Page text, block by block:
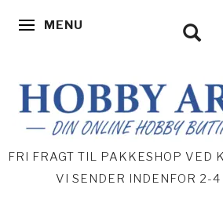
SKIFTE NAVIGATION
MENU
FRI FRAGT TIL PAKKESHOP VED
VI SENDER INDENFOR 2-4